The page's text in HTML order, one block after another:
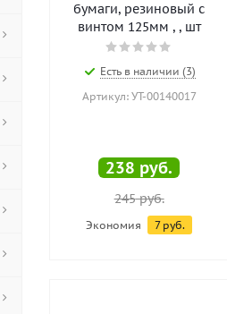
бумаги, резиновый с
винтом 125мм , , шт
Есть в наличии (3)
Артикул: УТ-00140017
238 руб.
245руб.
Экономия 7руб.